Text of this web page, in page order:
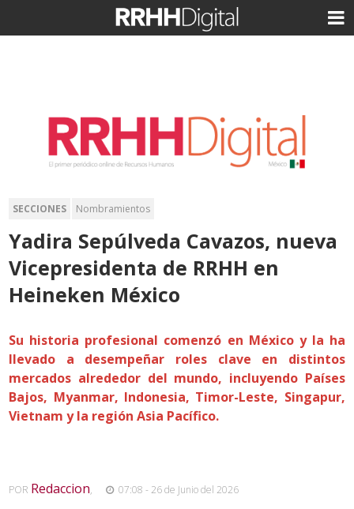
SECCIONES Nombramientos
Yadira Sepúlveda Cavazos, nueva
Vicepresidenta de RRHH en
Heineken México
Su historia profesional comenzó en México y la ha
llevado a desempeñar roles clave en distintos
mercados alrededor del mundo, incluyendo Países
Bajos, Myanmar, Indonesia, Timor-Leste, Singapur,
Vietnam y la región Asia Pacífico.
POR Redaccion, 07:08 - 26 de Junio del 2026